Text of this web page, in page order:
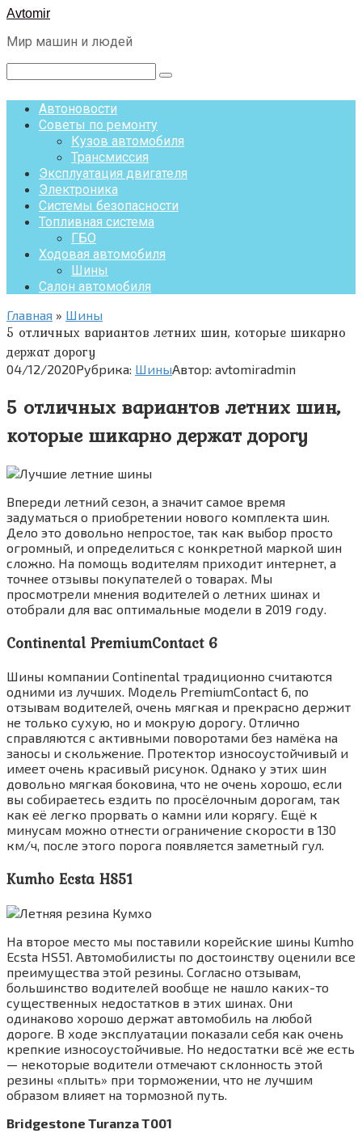
Перейти
контенту
Avtomir
Мир машин и людей
Поиск:
Автоновости
Советы по ремонту
Кузов автомобиля
Трансмиссия
Эксплуатация двигателя
Электроника
Системы безопасности
Топливная система
ГБО
Ходовая автомобиля
Шины
Салон автомобиля
Главная » Шины
5 отличных вариантов летних шин, которые шикарно
держат дорогу
04/12/2020Рубрика: ШиныАвтор: avtomiradmin
5 отличных вариантов летних шин,
которые шикарно держат дорогу
Впереди летний сезон, а значит самое время
задуматься о приобретении нового комплекта шин.
Дело это довольно непростое, так как выбор просто
огромный, и определиться с конкретной маркой шин
сложно. На помощь водителям приходит интернет, а
точнее отзывы покупателей о товарах. Мы
просмотрели мнения водителей о летних шинах и
отобрали для вас оптимальные модели в 2019 году.
Continental PremiumContact 6
Шины компании Continental традиционно считаются
одними из лучших. Модель PremiumContact 6, по
отзывам водителей, очень мягкая и прекрасно держит
не только сухую, но и мокрую дорогу. Отлично
справляются с активными поворотами без намёка на
заносы и скольжение. Протектор износоустойчивый и
имеет очень красивый рисунок. Однако у этих шин
довольно мягкая боковина, что не очень хорошо, если
вы собираетесь ездить по просёлочным дорогам, так
как её легко прорвать о камни или корягу. Ещё к
минусам можно отнести ограничение скорости в 130
км/ч, после этого порога появляется заметный гул.
Kumho Ecsta HS51
На второе место мы поставили корейские шины Kumho
Ecsta HS51. Автомобилисты по достоинству оценили все
преимущества этой резины. Согласно отзывам,
большинство водителей вообще не нашло каких-то
существенных недостатков в этих шинах. Они
одинаково хорошо держат автомобиль на любой
дороге. В ходе эксплуатации показали себя как очень
крепкие износоустойчивые. Но недостатки всё же есть
— некоторые водители отмечают склонность этой
резины «плыть» при торможении, что не лучшим
образом влияет на тормозной путь.
Bridgestone Turanza T001